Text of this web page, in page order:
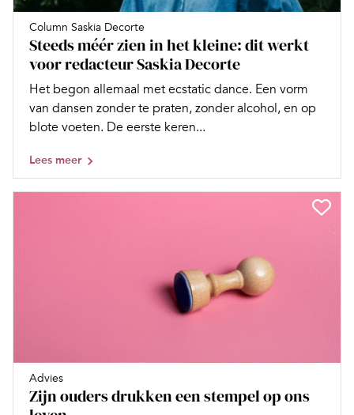
Column Saskia Decorte
Steeds méér zien in het kleine: dit werkt
voor redacteur Saskia Decorte
Het begon allemaal met ecstatic dance. Een vorm
van dansen zonder te praten, zonder alcohol, en op
blote voeten. De eerste keren...
Lees meer
Advies
Zijn ouders drukken een stempel op ons